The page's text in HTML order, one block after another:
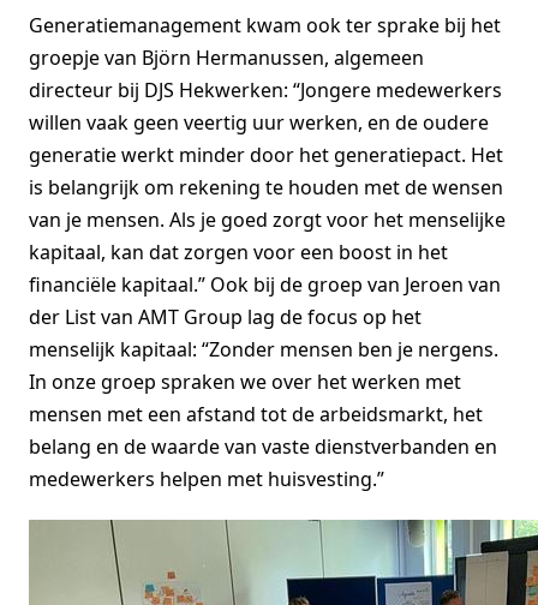
Generatiemanagement kwam ook ter sprake bij het
groepje van Björn Hermanussen, algemeen
directeur bij DJS Hekwerken: “Jongere medewerkers
willen vaak geen veertig uur werken, en de oudere
generatie werkt minder door het generatiepact. Het
is belangrijk om rekening te houden met de wensen
van je mensen. Als je goed zorgt voor het menselijke
kapitaal, kan dat zorgen voor een boost in het
financiële kapitaal.” Ook bij de groep van Jeroen van
der List van AMT Group lag de focus op het
menselijk kapitaal: “Zonder mensen ben je nergens.
In onze groep spraken we over het werken met
mensen met een afstand tot de arbeidsmarkt, het
belang en de waarde van vaste dienstverbanden en
medewerkers helpen met huisvesting.”